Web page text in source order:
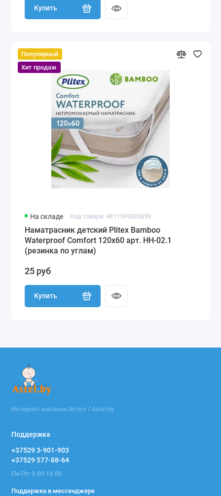
Купить
Популярный
Хит продаж
На складе Код товара: 4811599005859
Наматрасник детский Plitex Bamboo
Waterproof Comfort 120х60 арт. НН-02.1
(резинка по углам)
25 руб
Купить
Интернет магазин Астел / Astel.by
Поддержка
+37529 3-901-903
+37529 577-88-64
Пн-Пт: 9.00-18.00
Поддержка в мессенджере